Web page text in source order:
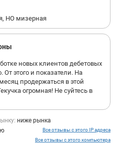
НО мизерная
новых клиентов дебетовых
этого и показатели. На
продержаться в этой
огромная! Не суйтесь в
ниже рынка
Все отзывы с этого IP адреса
Все отзывы с этого компьютера